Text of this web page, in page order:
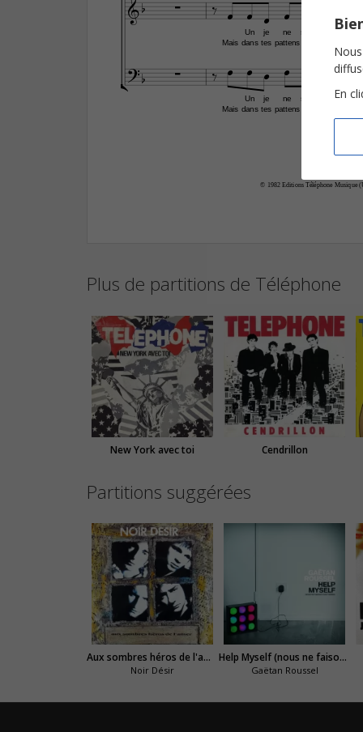

© 1982 Editions Téléphone Musique
Mais
Un
dans
je
tes
ne
pattens
sais
Mais
Un
dans
je
tes
ne
pattens
sais
 
 
    
     
Plus de partitions de Téléphone
New York avec toi Cendrillon
Partitions suggérées
Aux sombres héros de l'amer
Noir Désir
Help Myself (nous ne faisons que passer)
Gaëtan Roussel
En